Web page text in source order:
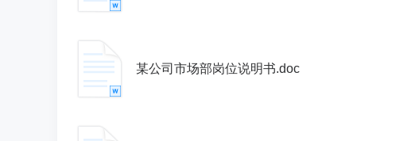
某公司市场部岗位说明书.doc